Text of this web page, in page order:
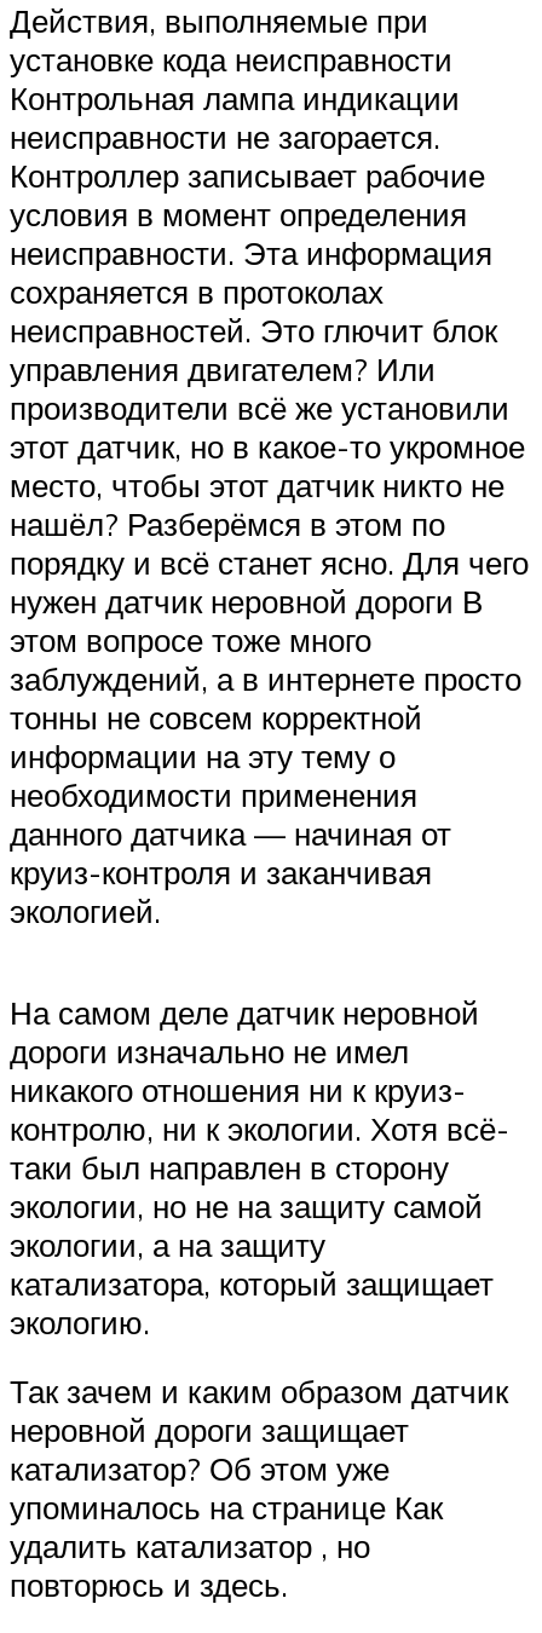
Действия, выполняемые при
установке кода неисправности
Контрольная лампа индикации
неисправности не загорается.
Контроллер записывает рабочие
условия в момент определения
неисправности. Эта информация
сохраняется в протоколах
неисправностей. Это глючит блок
управления двигателем? Или
производители всё же установили
этот датчик, но в какое-то укромное
место, чтобы этот датчик никто не
нашёл? Разберёмся в этом по
порядку и всё станет ясно. Для чего
нужен датчик неровной дороги В
этом вопросе тоже много
заблуждений, а в интернете просто
тонны не совсем корректной
информации на эту тему о
необходимости применения
данного датчика — начиная от
круиз-контроля и заканчивая
экологией.
На самом деле датчик неровной
дороги изначально не имел
никакого отношения ни к круиз-
контролю, ни к экологии. Хотя всё-
таки был направлен в сторону
экологии, но не на защиту самой
экологии, а на защиту
катализатора, который защищает
экологию.
Так зачем и каким образом датчик
неровной дороги защищает
катализатор? Об этом уже
упоминалось на странице Как
удалить катализатор , но
повторюсь и здесь.